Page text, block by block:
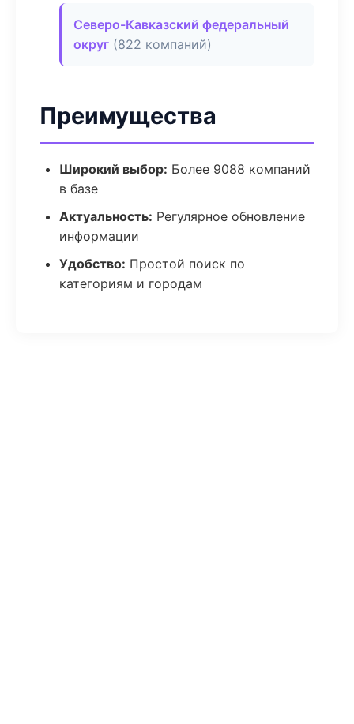
Северо-Кавказский федеральный
округ (822 компаний)
Преимущества
Широкий выбор: Более 9088 компаний
в базе
Актуальность: Регулярное обновление
информации
Удобство: Простой поиск по
категориям и городам